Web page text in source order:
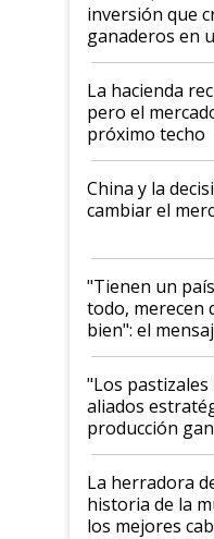
inversión que
ganaderos en
histórico para
La hacienda
pero el
próximo techo
China y la
cambiar el
"Tienen un
todo, merecen
bien": el
ganadera
oportunidades
para el agro
foco en la
"Los
aliados
producción
la iniciativa
La herradora
historia de la
los mejores